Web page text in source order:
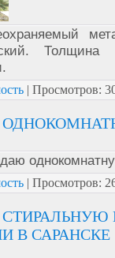
| Просмотров:
| Просмотров:
В САРАНСКЕ